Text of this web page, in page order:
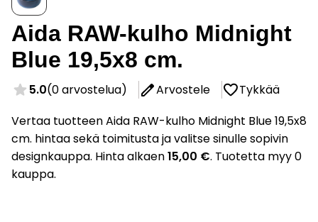
Aida RAW-kulho Midnight
Blue 19,5x8 cm.
5.0(0 arvostelua) Arvostele
Tykkää
Vertaa tuotteen Aida RAW-kulho Midnight Blue 19,5x8
cm. hintaa sekä toimitusta ja valitse sinulle sopivin
designkauppa. Hinta alkaen15,00 €. Tuotetta myy 0
kauppa.